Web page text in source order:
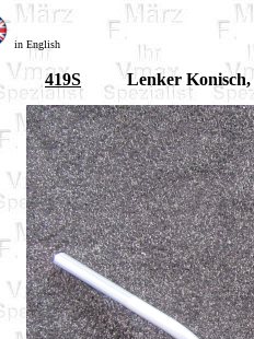
in English
419S Lenker